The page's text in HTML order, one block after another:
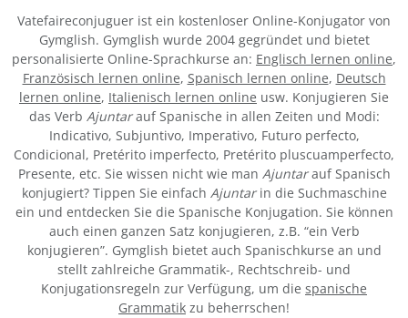
Vatefaireconjuguer ist ein kostenloser Online-Konjugator von
Gymglish. Gymglish wurde 2004 gegründet und bietet
personalisierte Online-Sprachkurse an: Englisch lernen online,
Französisch lernen online, Spanisch lernen online, Deutsch
lernen online, Italienisch lernen online usw. Konjugieren Sie
das Verb Ajuntarauf Spanische in allen Zeiten und Modi:
Indicativo, Subjuntivo, Imperativo, Futuro perfecto,
Condicional, Pretérito imperfecto, Pretérito pluscuamperfecto,
Presente, etc. Sie wissen nicht wie man Ajuntarauf Spanisch
konjugiert? Tippen Sie einfach Ajuntarin die Suchmaschine
ein und entdecken Sie die Spanische Konjugation. Sie können
auch einen ganzen Satz konjugieren, z.B. “ein Verb
konjugieren”. Gymglish bietet auch Spanischkurse an und
stellt zahlreiche Grammatik-, Rechtschreib- und
Konjugationsregeln zur Verfügung, um die spanische
Grammatik zu beherrschen!